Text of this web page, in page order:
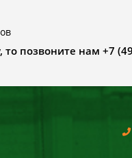
позвоните нам +7